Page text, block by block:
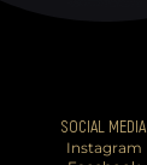
SOCIAL MEDIA
Instagram